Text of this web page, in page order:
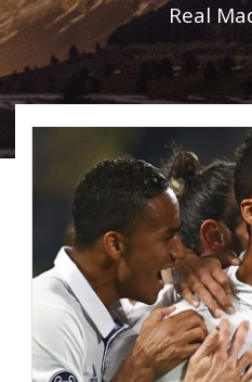
Real